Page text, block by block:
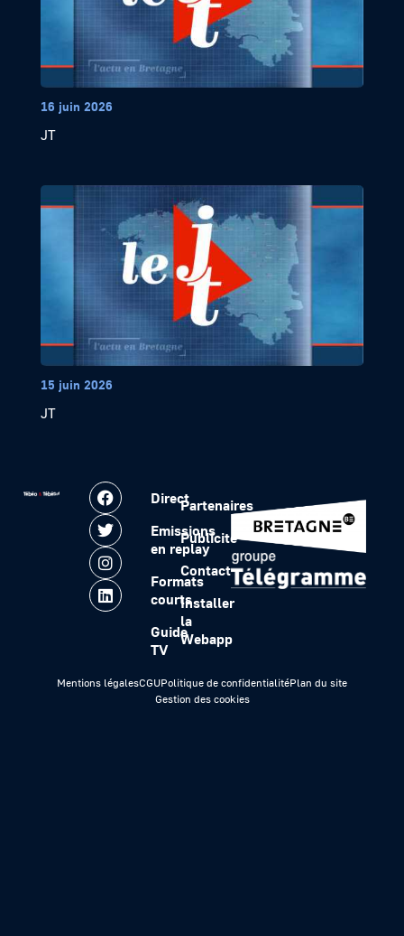
16 juin 2026
JT
15 juin 2026
JT
Direct
Emissions
en replay
Formats
courts
Guide
TV
Partenaires
Publicité
Contact
Installer
la
Webapp
Mentions légalesCGUPolitique de confidentialitéPlan du site
Gestion des cookies